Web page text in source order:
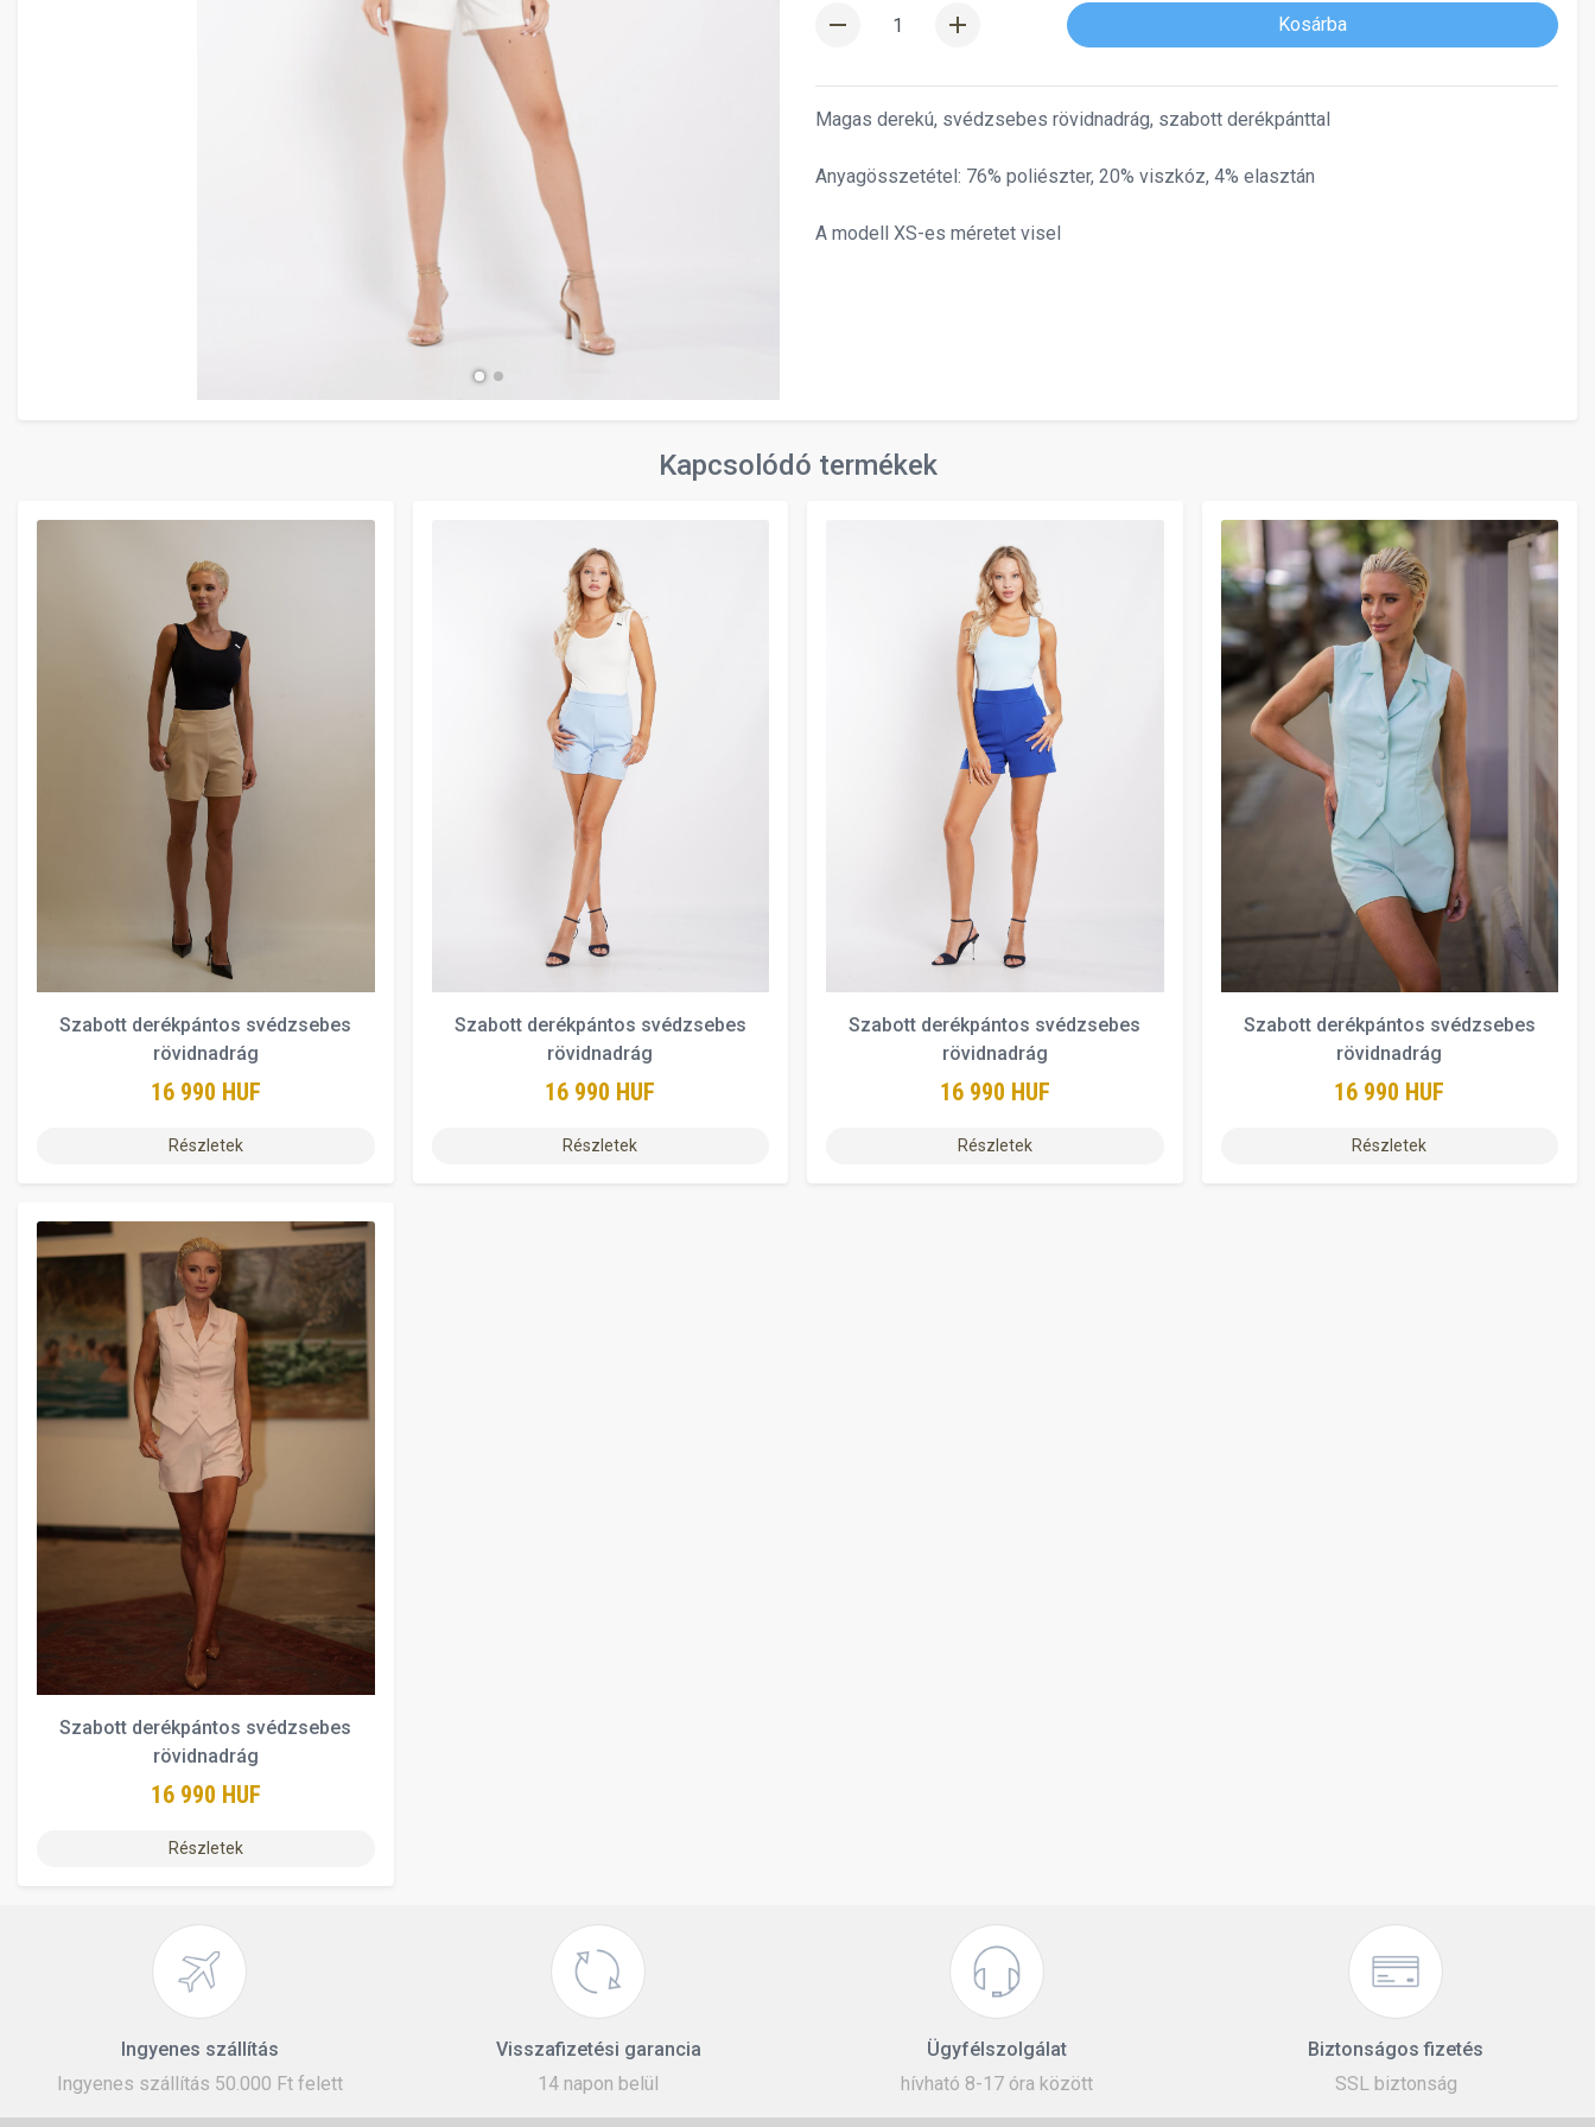
remove add Kosárba
Magas derekú, svédzsebes rövidnadrág, szabott derékpánttal
Anyagösszetétel: 76% poliészter, 20% viszkóz, 4% elasztán
A modell XS-es méretet visel
Kapcsolódó termékek
Szabott derékpántos svédzsebes
rövidnadrág
16 990 HUF
Részletek
Szabott derékpántos svédzsebes
rövidnadrág
16 990 HUF
Részletek
Szabott derékpántos svédzsebes
rövidnadrág
16 990 HUF
Részletek
Szabott derékpántos svédzsebes
rövidnadrág
16 990 HUF
Részletek
Szabott derékpántos svédzsebes
rövidnadrág
16 990 HUF
Részletek
Ingyenes szállítás
Ingyenes szállítás 50.000 Ft felett
Visszafizetési garancia
14 napon belül
Ügyfélszolgálat
hívható 8-17 óra között
Biztonságos fizetés
SSL biztonság